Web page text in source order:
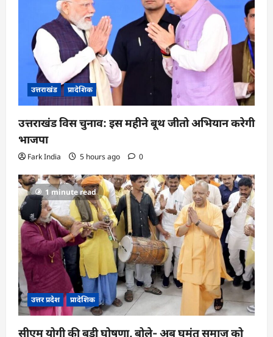
उत्तराखंड प्रादेशिक
उत्तराखंड विस चुनाव: इस महीने बूथ जीतो अभियान करेगी
भाजपा
Fark India 5 hours ago 0
1 minute read
उत्तर प्रदेश प्रादेशिक
सीएम योगी की बड़ी घोषणा, बोले- अब घुमंतू समाज को